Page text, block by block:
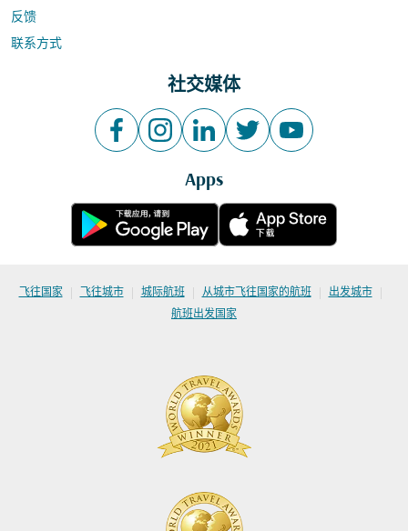
反馈
联系方式
社交媒体
Apps
飞往国家 | 飞往城市 | 城际航班 | 从城市飞往国家的航班 | 出发城市 |
航班出发国家